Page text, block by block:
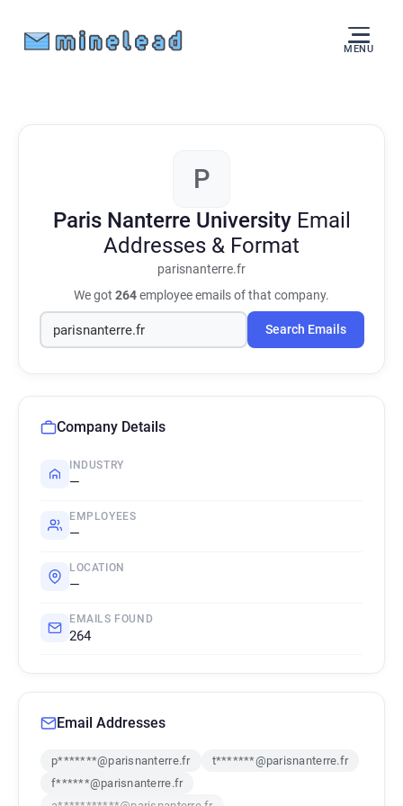
MENU
P
Paris Nanterre University Email
Addresses & Format
parisnanterre.fr
We got 264employee emails of that company.
Search Emails
Company Details
INDUSTRY
—
EMPLOYEES
—
LOCATION
—
EMAILS FOUND
264
Email Addresses
p*******@parisnanterre.fr
t*******@parisnanterre.fr
f******@parisnanterre.fr